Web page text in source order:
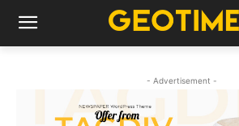
- Advertisement -